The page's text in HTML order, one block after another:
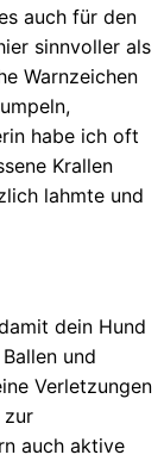
auch für den
sinnvoller als
Warnzeichen
habe ich oft
Krallen
lahmte und
dein Hund
und
Verletzungen
zur
auch aktive